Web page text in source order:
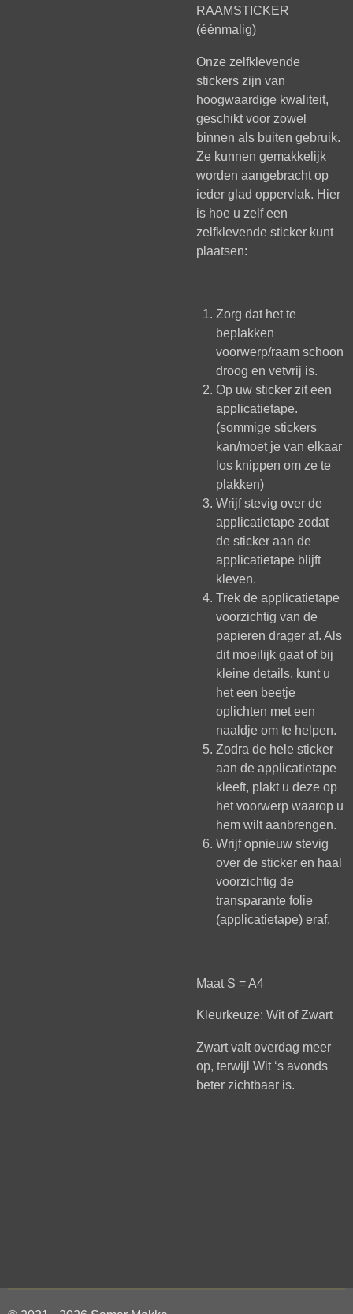
RAAMSTICKER
(éénmalig)
Onze zelfklevende
stickers zijn van
hoogwaardige kwaliteit,
geschikt voor zowel
binnen als buiten gebruik.
Ze kunnen gemakkelijk
worden aangebracht op
ieder glad oppervlak. Hier
is hoe u zelf een
zelfklevende sticker kunt
plaatsen:
Zorg dat het te
beplakken
voorwerp/raam schoon
droog en vetvrij is.
Op uw sticker zit een
applicatietape.
(sommige stickers
kan/moet je van elkaar
los knippen om ze te
plakken)
Wrijf stevig over de
applicatietape zodat
de sticker aan de
applicatietape blijft
kleven.
Trek de applicatietape
voorzichtig van de
papieren drager af. Als
dit moeilijk gaat of bij
kleine details, kunt u
het een beetje
oplichten met een
naaldje om te helpen.
Zodra de hele sticker
aan de applicatietape
kleeft, plakt u deze op
het voorwerp waarop u
hem wilt aanbrengen.
Wrijf opnieuw stevig
over de sticker en haal
voorzichtig de
transparante folie
(applicatietape) eraf.
Maat S = A4
Kleurkeuze: Wit of Zwart
Zwart valt overdag meer
op, terwijl Wit ‘s avonds
beter zichtbaar is.